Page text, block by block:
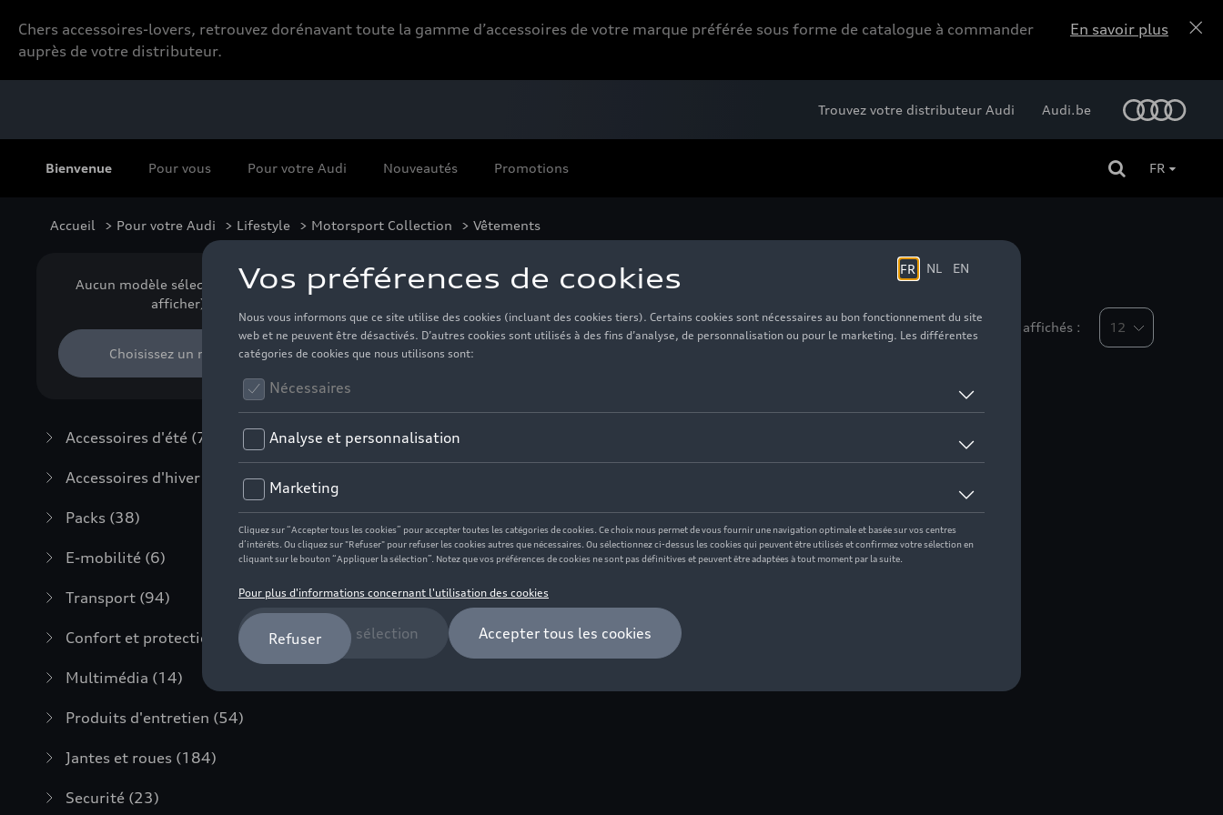
Chers accessoires-lovers, retrouvez dorénavant toute la gamme d’accessoires de votre marque préférée sous forme de catalogue à commander
auprès de votre distributeur.
En savoir plus
Bienvenue Pour vous Pour votre Audi Nouveautés Promotions
Trouvez votre distributeur Audi Audi.be
FR
Accueil > Pour votre Audi > Lifestyle > Motorsport Collection > Vêtements
Aucun modèle sélectionné (Tout
afficher)
Choisissez un modèle
Accessoires d'été (7)
Accessoires d'hiver
Packs (38)
E-mobilité (6)
Transport (94)
Confort et protection (373)
Multimédia (14)
Produits d'entretien (54)
Jantes et roues (184)
Securité (23)
Vêtements
Nombre d'éléments affichés :